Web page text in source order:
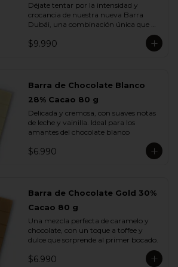
Déjate tentar por la intensidad y
crocancia de nuestra nueva Barra
Dubái, una combinación única que
fusiona lo mejor del chocolate europeo
con los sabores más exquisitos de
rellena con una cremosa pasta de
hebras de masa filo tostada con
mantequilla que aportan una textura
crujiente e irresistible.
viaje de sabor profundo y auténtico,
$9.990
Barra de Chocolate Blanco
28% Cacao 80 g
Delicada y cremosa, con suaves notas
de leche y vainilla. Ideal para los
amantes del chocolate blanco
$6.990
Barra de Chocolate Gold 30%
Cacao 80 g
Una mezcla perfecta de caramelo y
chocolate, con un toque a toffee y
dulce que sorprende al primer bocado.
$6.990